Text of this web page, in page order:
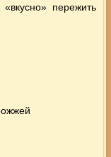
пережить